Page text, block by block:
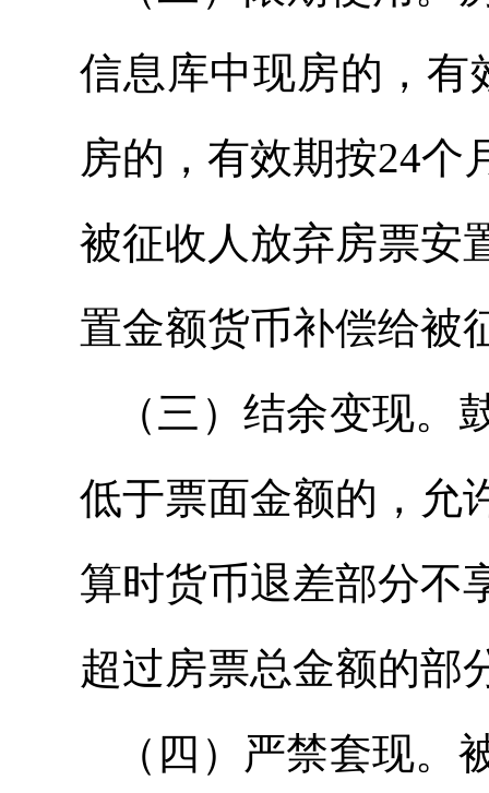
信息库中现房的，有
房的，有效期按24个
被征收人放弃房票安
置金额货币补偿给被
（三）结余变现
低于票面金额的，允
算时货币退差部分不
超过房票总金额的部
（四）严禁套现